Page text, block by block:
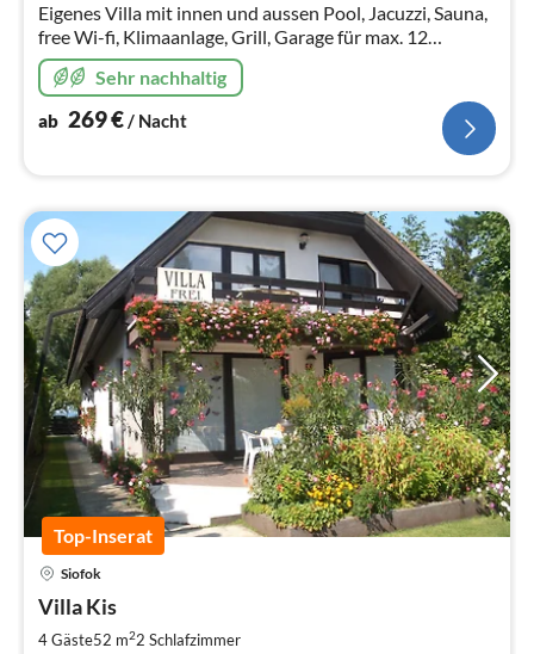
Eigenes Villa mit innen und aussen Pool, Jacuzzi, Sauna,
free Wi-fi, Klimaanlage, Grill, Garage für max. 12
Personen in Siofok
Sehr nachhaltig
ab 269€/ Nacht
Top-Inserat
Siofok
Villa Kis
4 Gäste52 m22 Schlafzimmer